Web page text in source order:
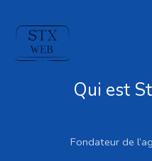
Qui est
Fondateur de